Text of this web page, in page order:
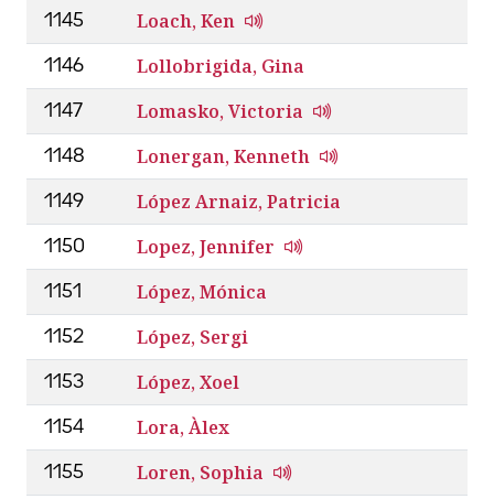
1145 Loach, Ken
1146 Lollobrigida, Gina
1147 Lomasko, Victoria
1148 Lonergan, Kenneth
1149 López Arnaiz, Patricia
1150 Lopez, Jennifer
1151 López, Mónica
1152 López, Sergi
1153 López, Xoel
1154 Lora, Àlex
1155 Loren, Sophia